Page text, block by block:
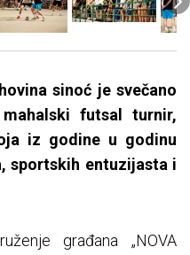
sinoć je svečano
futsal turnir,
iz godine u godinu
sportskih entuzijasta i
građana „NOVA